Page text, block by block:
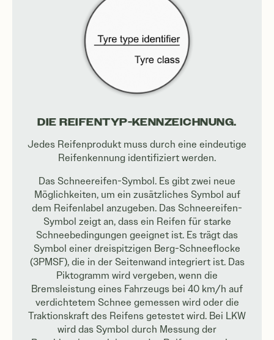
DIE REIFENTYP-KENNZEICHNUNG.
Jedes Reifenprodukt muss durch eine eindeutige
Reifenkennung identifiziert werden.
Das Schneereifen-Symbol. Es gibt zwei neue
Möglichkeiten, um ein zusätzliches Symbol auf
dem Reifenlabel anzugeben. Das Schneereifen-
Symbol zeigt an, dass ein Reifen für starke
Schneebedingungen geeignet ist. Es trägt das
Symbol einer dreispitzigen Berg-Schneeflocke
(3PMSF), die in der Seitenwand integriert ist. Das
Piktogramm wird vergeben, wenn die
Bremsleistung eines Fahrzeugs bei 40 km/h auf
verdichtetem Schnee gemessen wird oder die
Traktionskraft des Reifens getestet wird. Bei LKW
wird das Symbol durch Messung der